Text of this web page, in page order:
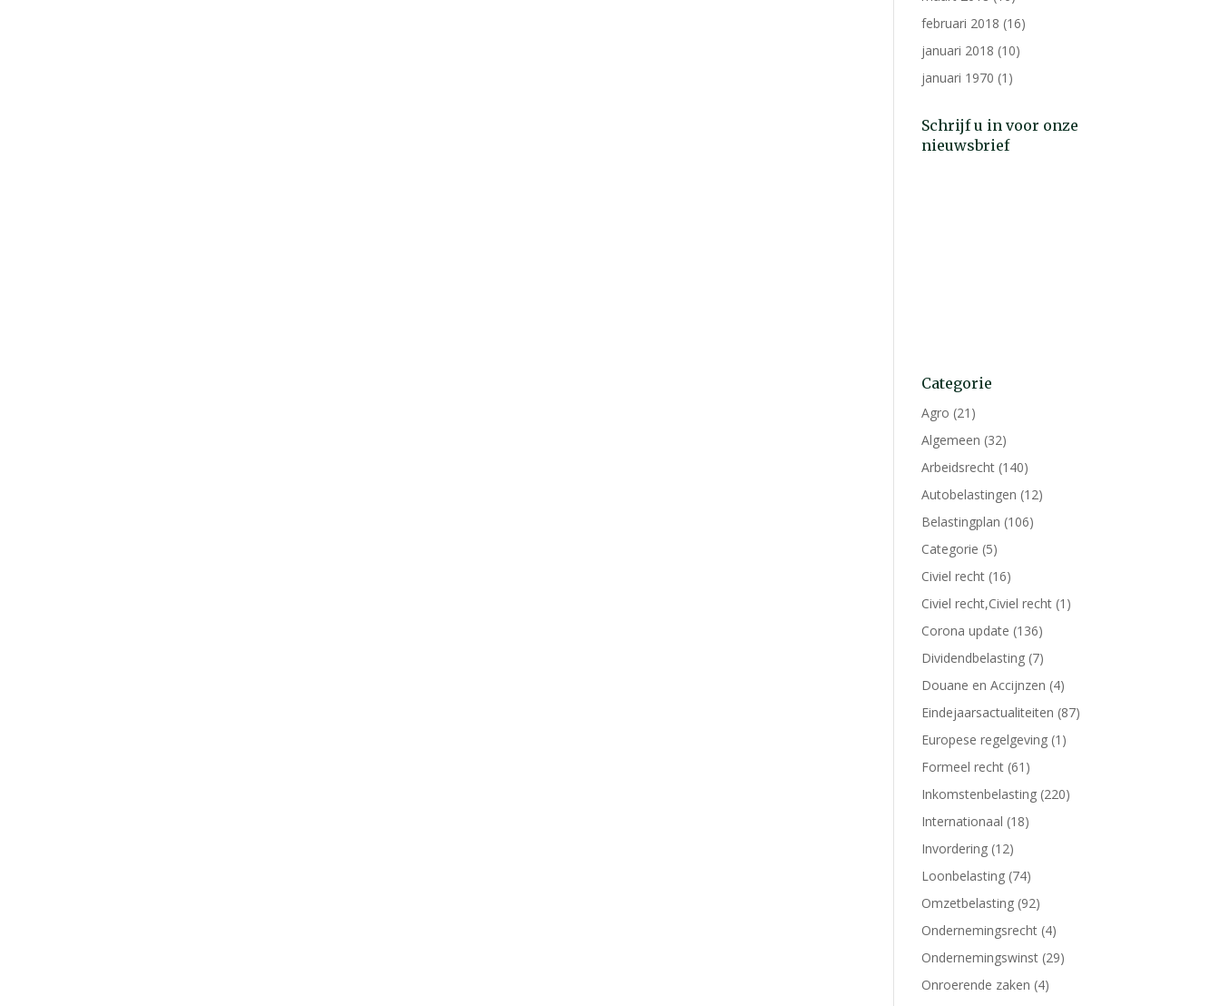
februari 2018 (16)
januari 2018 (10)
januari 1970 (1)
Schrijf u in voor onze
nieuwsbrief
Categorie
Agro (21)
Algemeen (32)
Arbeidsrecht (140)
Autobelastingen (12)
Belastingplan (106)
Categorie (5)
Civiel recht (16)
Civiel recht,Civiel recht (1)
Corona update (136)
Dividendbelasting (7)
Douane en Accijnzen (4)
Eindejaarsactualiteiten (87)
Europese regelgeving (1)
Formeel recht (61)
Inkomstenbelasting (220)
Internationaal (18)
Invordering (12)
Loonbelasting (74)
Omzetbelasting (92)
Ondernemingsrecht (4)
Ondernemingswinst (29)
Onroerende zaken (4)